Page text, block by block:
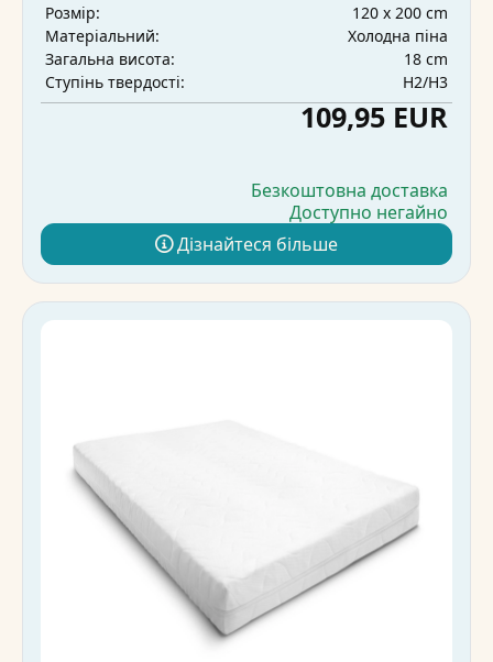
Розмір:
120 x 200 cm
Матеріальний:
Холодна піна
Загальна висота:
18 cm
Ступінь твердості:
H2/H3
109,95 EUR
Безкоштовна доставка
Доступно негайно
Дізнайтеся більше